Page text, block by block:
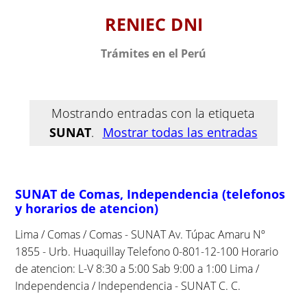
RENIEC DNI
Trámites en el Perú
Mostrando entradas con la etiqueta
SUNAT. Mostrar todas las entradas
SUNAT de Comas, Independencia (telefonos
y horarios de atencion)
Lima / Comas / Comas - SUNAT Av. Túpac Amaru Nº
1855 - Urb. Huaquillay Telefono 0-801-12-100 Horario
de atencion: L-V 8:30 a 5:00 Sab 9:00 a 1:00 Lima /
Independencia / Independencia - SUNAT C. C.